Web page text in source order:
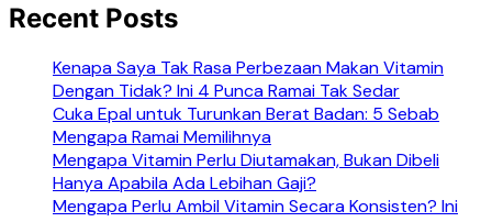
Recent Posts
Kenapa Saya Tak Rasa Perbezaan Makan Vitamin
Dengan Tidak? Ini 4 Punca Ramai Tak Sedar
Cuka Epal untuk Turunkan Berat Badan: 5 Sebab
Mengapa Ramai Memilihnya
Mengapa Vitamin Perlu Diutamakan, Bukan Dibeli
Hanya Apabila Ada Lebihan Gaji?
Mengapa Perlu Ambil Vitamin Secara Konsisten? Ini